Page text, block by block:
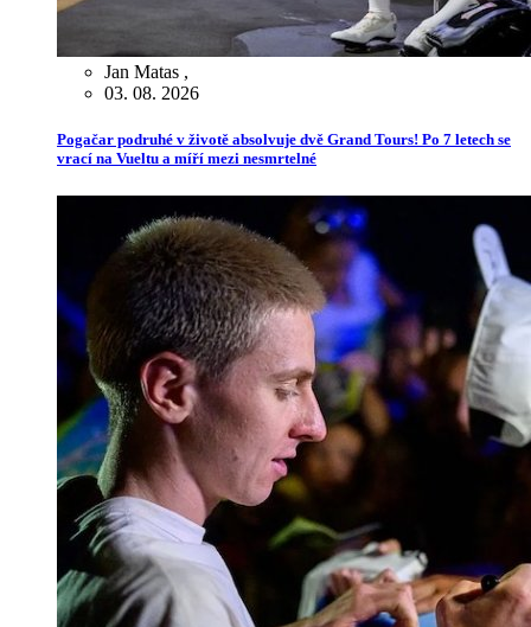
Jan Matas ,
03. 08. 2026
Pogačar podruhé v životě absolvuje dvě Grand Tours! Po 7 letech se
vrací na Vueltu a míří mezi nesmrtelné